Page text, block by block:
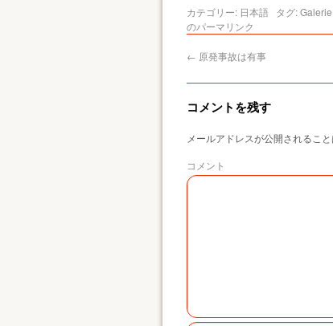
カテゴリー: 日本語 タグ:
のパーマリンク
← 原発事故は有事
コメントを残す
メールアドレスが公開されること
コメント